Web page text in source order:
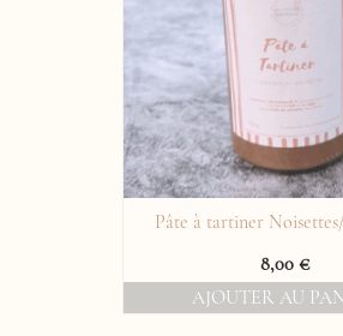
Pâte à tartiner
8,00 €
AJOUTER AU